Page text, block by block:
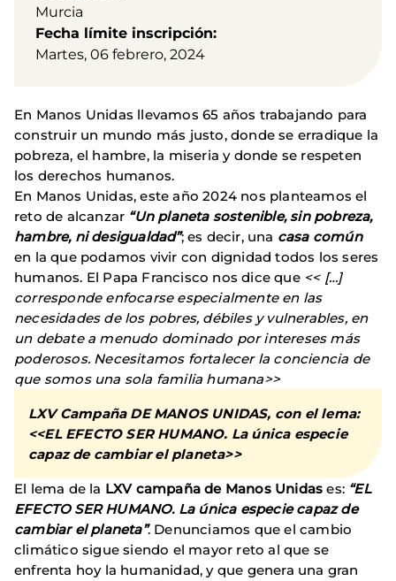
Murcia
Fecha límite inscripción
Martes, 06 febrero, 2024
En Manos Unidas llevamos 65 años trabajando para
construir un mundo más justo, donde se erradique la
pobreza, el hambre, la miseria y donde se respeten
los derechos humanos.
En Manos Unidas, este año 2024 nos planteamos el
reto de alcanzar “Un planeta sostenible, sin pobreza,
hambre, ni desigualdad”; es decir, una casa común
en la que podamos vivir con dignidad todos los seres
humanos. El Papa Francisco nos dice que<< […]
corresponde enfocarse especialmente en las
necesidades de los pobres, débiles y vulnerables, en
un debate a menudo dominado por intereses más
poderosos. Necesitamos fortalecer la conciencia de
que somos una sola familia humana>>
LXV Campaña DE MANOS UNIDAS, con el lema:
<<EL EFECTO SER HUMANO. La única especie
capaz de cambiar el planeta>>
El lema de la LXV campaña de Manos Unidas es: “EL
EFECTO SER HUMANO. La única especie capaz de
cambiar el planeta”. Denunciamos que el cambio
climático sigue siendo el mayor reto al que se
enfrenta hoy la humanidad, y que genera una gran